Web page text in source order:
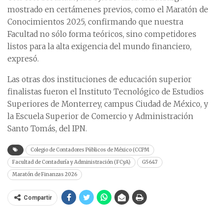
mostrado en certámenes previos, como el Maratón de
Conocimientos 2025, confirmando que nuestra
Facultad no sólo forma teóricos, sino competidores
listos para la alta exigencia del mundo financiero,
expresó.
Las otras dos instituciones de educación superior
finalistas fueron el Instituto Tecnológico de Estudios
Superiores de Monterrey, campus Ciudad de México, y
la Escuela Superior de Comercio y Administración
Santo Tomás, del IPN.
Colegio de Contadores Públicos de México (CCPM
Facultad de Contaduría y Administración (FCyA)
G5647
Maratón de Finanzas 2026
Compartir